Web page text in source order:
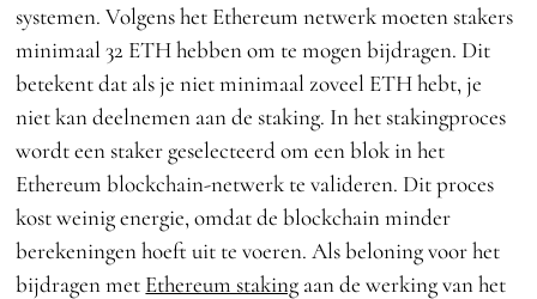
systemen. Volgens het Ethereum netwerk moeten stakers
minimaal 32 ETH hebben om te mogen bijdragen. Dit
betekent dat als je niet minimaal zoveel ETH hebt, je
niet kan deelnemen aan de staking. In het stakingproces
wordt een staker geselecteerd om een blok in het
Ethereum blockchain-netwerk te valideren. Dit proces
kost weinig energie, omdat de blockchain minder
berekeningen hoeft uit te voeren. Als beloning voor het
bijdragen met Ethereum staking aan de werking van het